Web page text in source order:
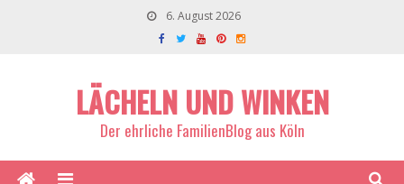
6. August 2026
LÄCHELN UND WINKEN
Der ehrliche FamilienBlog aus Köln